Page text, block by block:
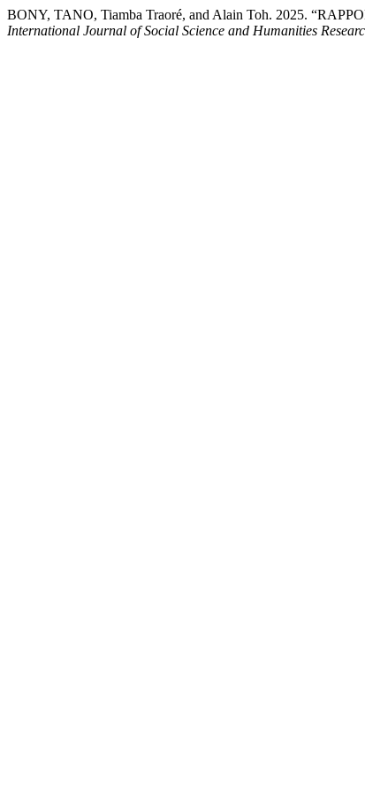
BONY, TANO, Tiamba Traoré, and Alain Toh. 2025.
International Journal of Social Science and Humanities